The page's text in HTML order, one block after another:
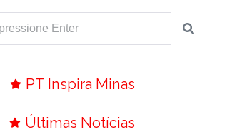
PT Inspira Minas
Últimas Notícias